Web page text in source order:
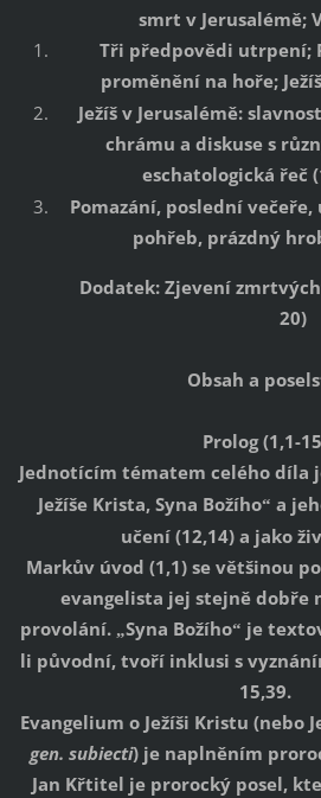
smrt v Jerusalémě;
Tři předpovědi utrpení;
proměnění na hoře;
Ježíš v Jerusalémě:
chrámu a diskuse s
eschatologická řeč
Pomazání, poslední
pohřeb, prázdný
Dodatek: Zjevení
20)
Obsah a
Prolog (1,1-
Jednotícím tématem celého díla
Ježíše Krista, Syna Božího“ a
učení (12,14) a jako
Markův úvod (1,1) se většinou
evangelista jej stejně dobře
provolání. „Syna Božího“ je
li původní, tvoří inklusi s
15,39.
Evangelium o Ježíši Kristu (nebo
gen. subiecti) je naplněním
Jan Křtitel je prorocký posel,